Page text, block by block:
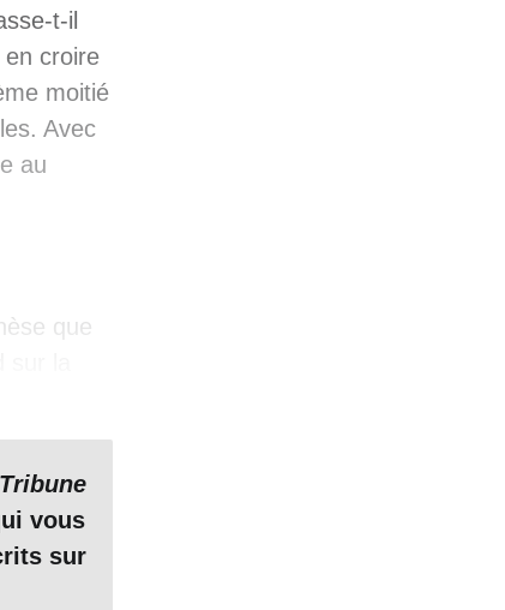
t-il
en croire
moitié
Avec
au
que
en
vous
sur